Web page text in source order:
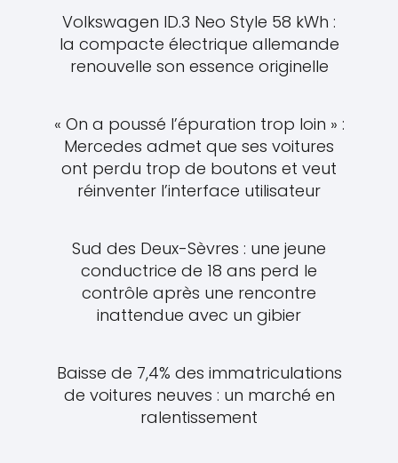
Volkswagen ID.3 Neo Style 58 kWh :
la compacte électrique allemande
renouvelle son essence originelle
« On a poussé l’épuration trop loin » :
Mercedes admet que ses voitures
ont perdu trop de boutons et veut
réinventer l’interface utilisateur
Sud des Deux-Sèvres : une jeune
conductrice de 18 ans perd le
contrôle après une rencontre
inattendue avec un gibier
Baisse de 7,4% des immatriculations
de voitures neuves : un marché en
ralentissement